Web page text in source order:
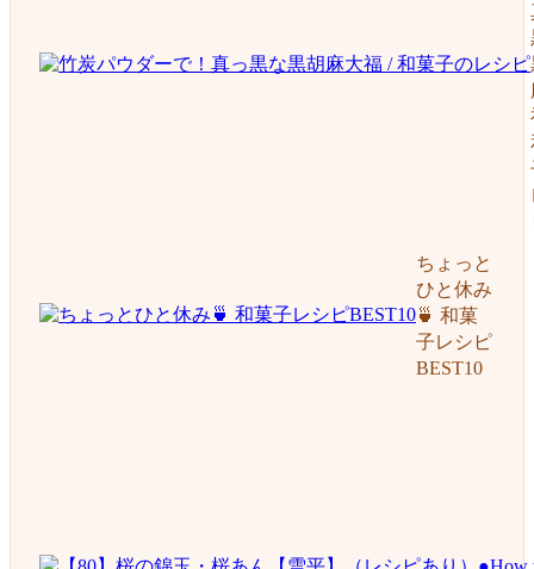
ちょっと
ひと休み
🍵 和菓
子レシピ
BEST10